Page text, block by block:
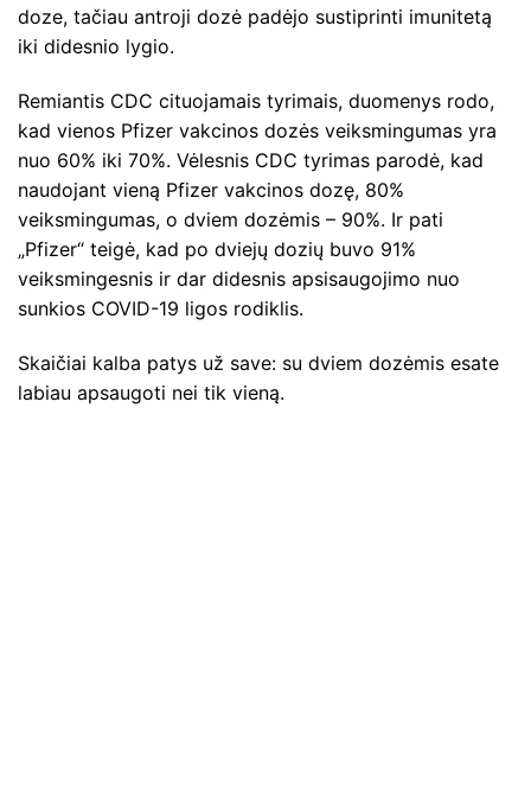
doze, tačiau antroji dozė padėjo sustiprinti imunitetą
iki didesnio lygio.
Remiantis CDC cituojamais tyrimais, duomenys rodo,
kad vienos Pfizer vakcinos dozės veiksmingumas yra
nuo 60% iki 70%. Vėlesnis CDC tyrimas parodė, kad
naudojant vieną Pfizer vakcinos dozę, 80%
veiksmingumas, o dviem dozėmis – 90%. Ir pati
„Pfizer“ teigė, kad po dviejų dozių buvo 91%
veiksmingesnis ir dar didesnis apsisaugojimo nuo
sunkios COVID-19 ligos rodiklis.
Skaičiai kalba patys už save: su dviem dozėmis esate
labiau apsaugoti nei tik vieną.